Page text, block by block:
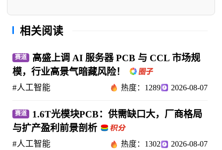
相关阅读
赛道
高盛上调 AI 服务器 PCB 与 CCL 市场规
模，行业高景气暗藏风险！
#人工智能 热度：1289 2026-08-07
赛道
1.6T光模块PCB：供需缺口大，厂商格局
与扩产盈利前景剖析
#人工智能 热度：1302 2026-08-07